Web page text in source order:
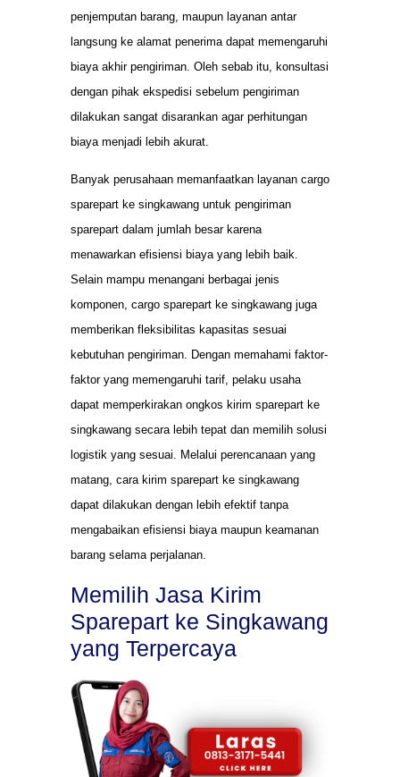
penjemputan barang, maupun layanan antar
langsung ke alamat penerima dapat memengaruhi
biaya akhir pengiriman. Oleh sebab itu, konsultasi
dengan pihak ekspedisi sebelum pengiriman
dilakukan sangat disarankan agar perhitungan
biaya menjadi lebih akurat.
Banyak perusahaan memanfaatkan layanan cargo
sparepart ke singkawang untuk pengiriman
sparepart dalam jumlah besar karena
menawarkan efisiensi biaya yang lebih baik.
Selain mampu menangani berbagai jenis
komponen, cargo sparepart ke singkawang juga
memberikan fleksibilitas kapasitas sesuai
kebutuhan pengiriman. Dengan memahami faktor-
faktor yang memengaruhi tarif, pelaku usaha
dapat memperkirakan ongkos kirim sparepart ke
singkawang secara lebih tepat dan memilih solusi
logistik yang sesuai. Melalui perencanaan yang
matang, cara kirim sparepart ke singkawang
dapat dilakukan dengan lebih efektif tanpa
mengabaikan efisiensi biaya maupun keamanan
barang selama perjalanan.
Memilih Jasa Kirim
Sparepart ke Singkawang
yang Terpercaya